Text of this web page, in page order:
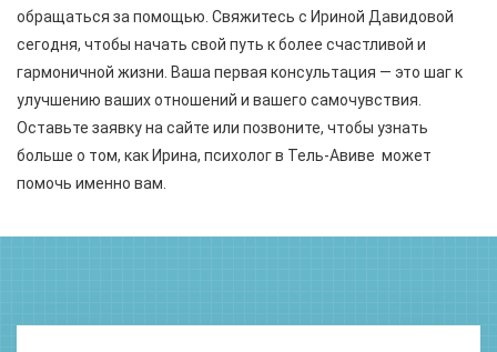
обращаться за помощью. Свяжитесь с Ириной Давидовой
сегодня, чтобы начать свой путь к более счастливой и
гармоничной жизни. Ваша первая консультация — это шаг к
улучшению ваших отношений и вашего самочувствия.
Оставьте заявку на сайте или позвоните, чтобы узнать
больше о том, как Ирина, психолог в Тель-Авиве может
помочь именно вам.